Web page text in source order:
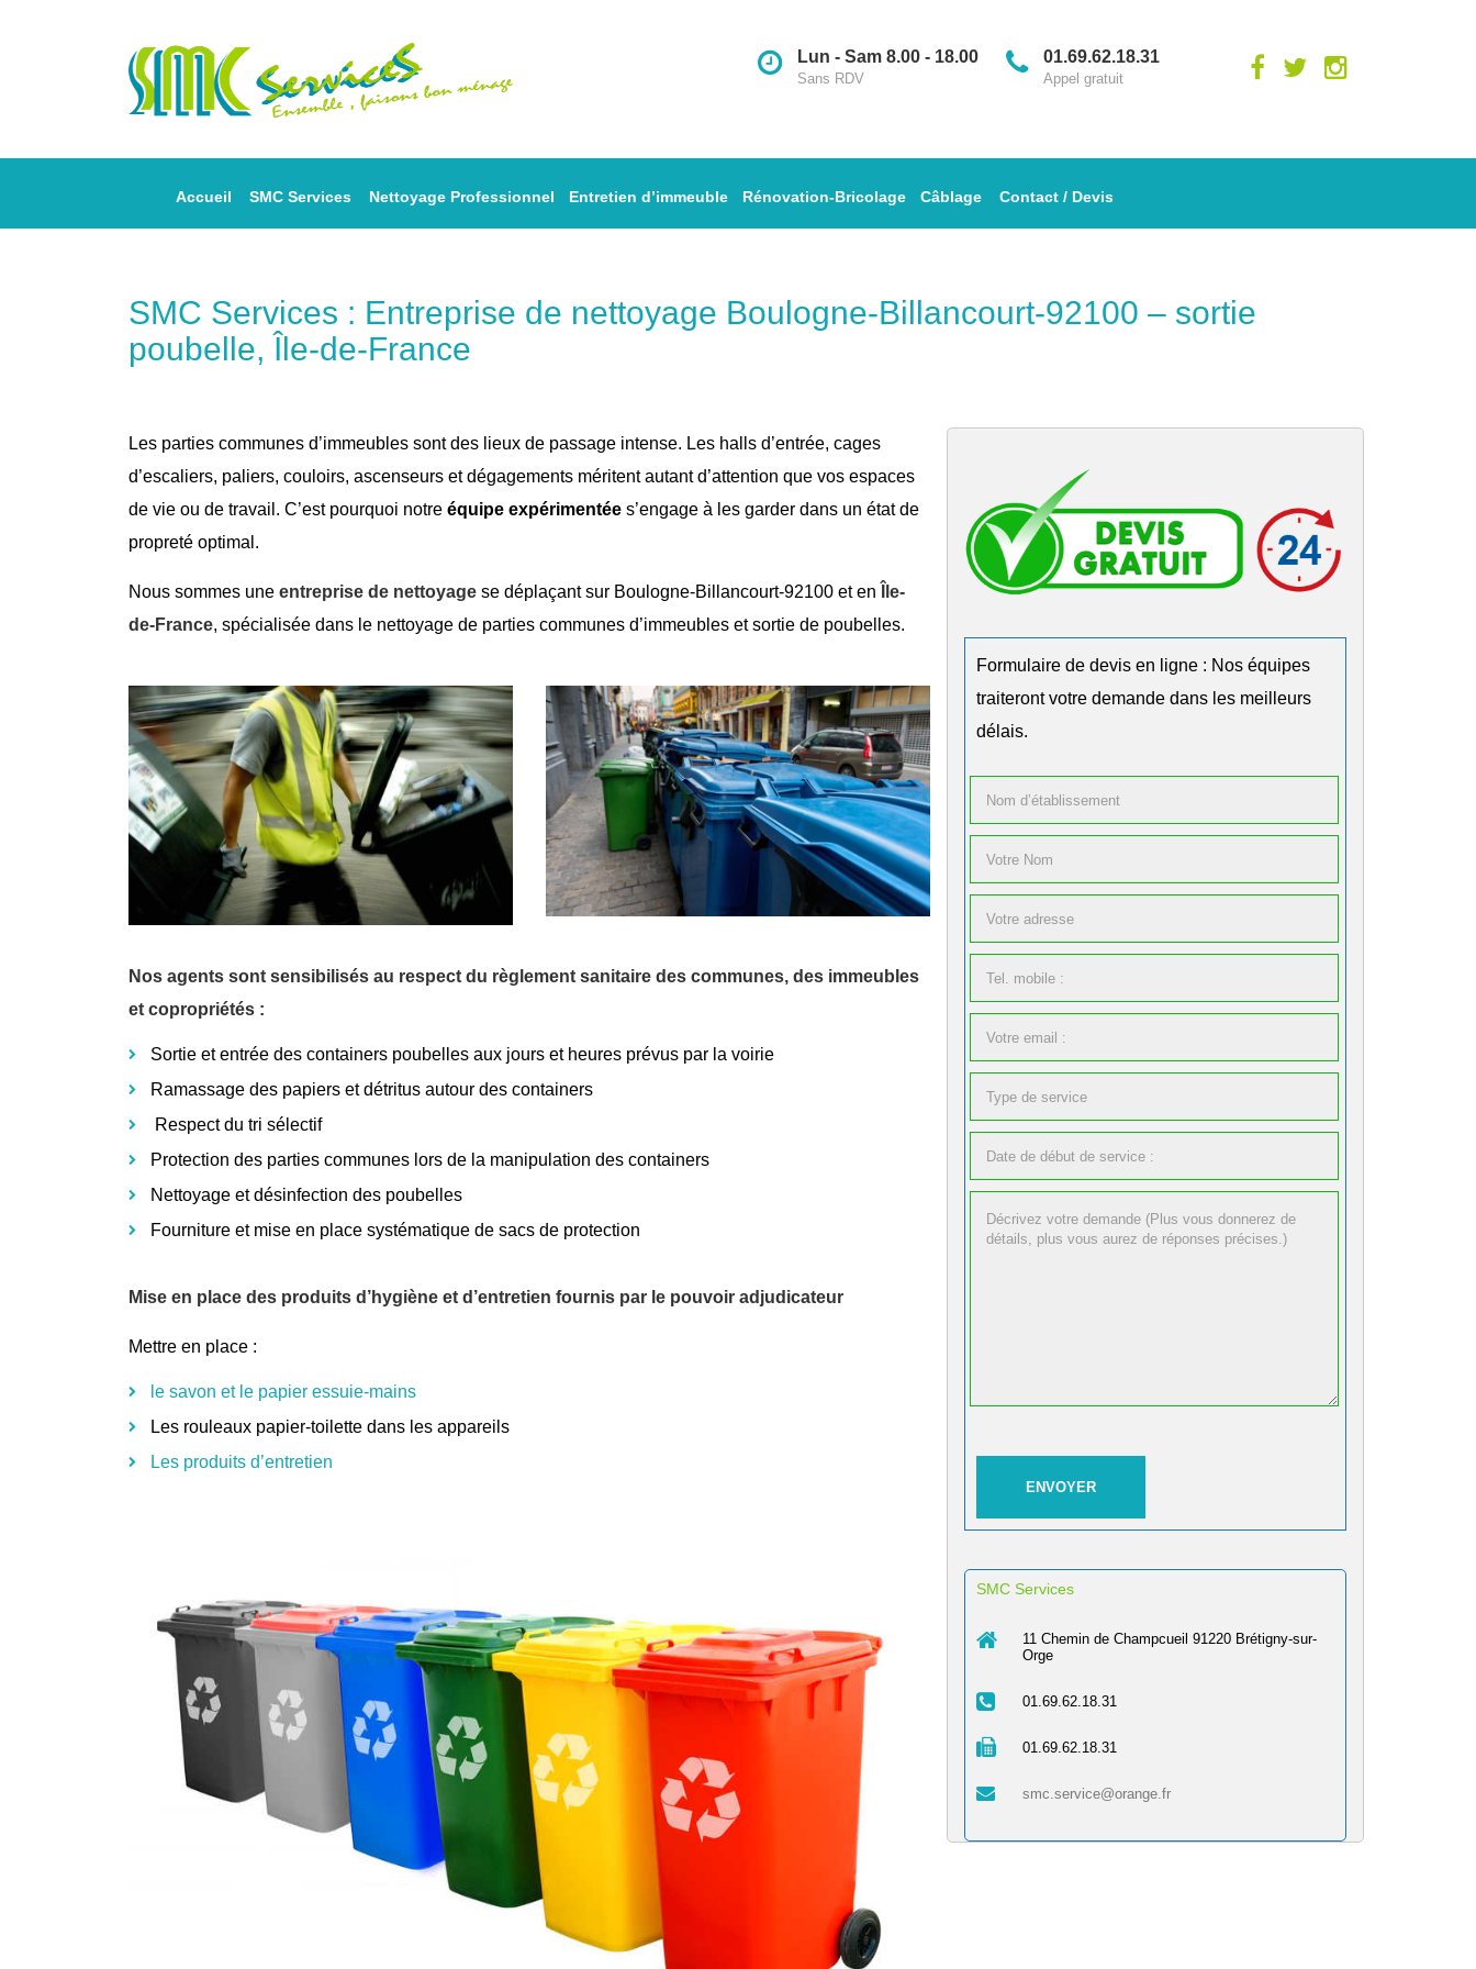
01.69.62.18.31
Appel gratuit
Lun - Sam 8.00 - 18.00
Sans RDV
Accueil SMC Services Nettoyage Professionnel Entretien d’immeuble Rénovation-Bricolage Câblage Contact / Devis
SMC Services : Entreprise de nettoyage Boulogne-Billancourt-92100 – sortie
poubelle, Île-de-France
Les parties communes d’immeubles sont des lieux de passage intense. Les halls d’entrée, cages
d’escaliers, paliers, couloirs, ascenseurs et dégagements méritent autant d’attention que vos espaces
de vie ou de travail. C’est pourquoi notre équipe expérimentée s’engage à les garder dans un état de
propreté optimal.
Nous sommes une entreprise de nettoyage se déplaçant sur Boulogne-Billancourt-92100 et en
Île-
de-France, spécialisée dans le nettoyage de parties communes d’immeubles etsortie de poubelles.
Nos agents sont sensibilisés au respect du règlement sanitaire des communes, des immeubles
et copropriétés :
Sortie et entrée des containers poubelles aux jours et heures prévus par la voirie
Ramassage des papiers et détritus autour des containers
Respect du tri sélectif
Protection des parties communes lors de la manipulation des containers
Nettoyage et désinfection des poubelles
Fourniture et mise en place systématique de sacs de protection
Mise en place des produits d’hygiène et d’entretien fournis par le pouvoir adjudicateur
Mettre en place :
le savon et le papier essuie-mains
Les rouleaux papier-toilette dans les appareils
Les produits d’entretien
Formulaire de devis en ligne : Nos équipes
traiteront votre demande dans les meilleurs
délais.
SMC Services
11 Chemin de Champcueil 91220 Brétigny-sur-
Orge
01.69.62.18.31
01.69.62.18.31
smc.service@orange.fr